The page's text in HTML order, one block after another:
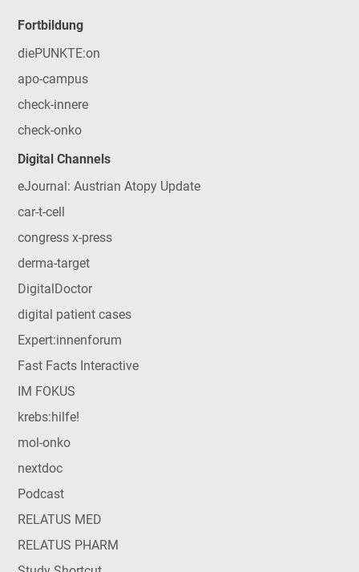
Fortbildung
diePUNKTE:on
apo-campus
check-innere
check-onko
Digital Channels
eJournal: Austrian Atopy Update
car-t-cell
congress x-press
derma-target
DigitalDoctor
digital patient cases
Expert:innenforum
Fast Facts Interactive
IM FOKUS
krebs:hilfe!
mol-onko
nextdoc
Podcast
RELATUS MED
RELATUS PHARM